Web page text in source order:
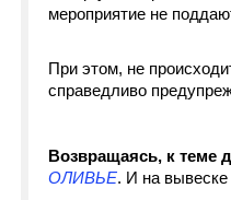
мероприятие не
При этом, не
справедливо
Возвращаясь, к теме
ОЛИВЬЕ. И на вывеске